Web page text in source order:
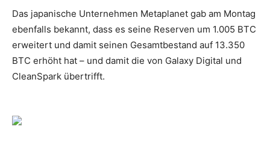
Das japanische Unternehmen Metaplanet gab am Montag
ebenfalls bekannt, dass es seine Reserven um 1.005 BTC
erweitert und damit seinen Gesamtbestand auf 13.350
BTC erhöht hat – und damit die von Galaxy Digital und
CleanSpark übertrifft.